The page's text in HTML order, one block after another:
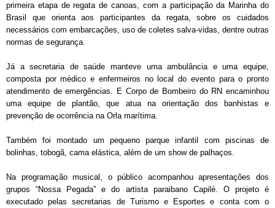
primeira etapa de regata de canoas, com a participação da Marinha do
Brasil que orienta aos participantes da regata, sobre os cuidados
necessários com embarcações, uso de coletes salva-vidas, dentre outras
normas de segurança.
Já a secretaria de saúde manteve uma ambulância e uma equipe,
composta por médico e enfermeiros no local do evento para o pronto
atendimento de emergências. E Corpo de Bombeiro do RN encaminhou
uma equipe de plantão, que atua na orientação dos banhistas e
prevenção de ocorrência na Orla marítima.
Também foi montado um pequeno parque infantil com piscinas de
bolinhas, tobogã, cama elástica, além de um show de palhaços.
Na programação musical, o público acompanhou apresentações dos
grupos “Nossa Pegada” e do artista paraibano Capilé. O projeto é
executado pelas secretarias de Turismo e Esportes e conta com o